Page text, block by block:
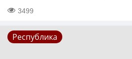
3499
Республика